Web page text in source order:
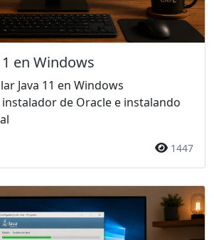
en Windows
Java 11 en Windows
de Oracle e instalando
1447